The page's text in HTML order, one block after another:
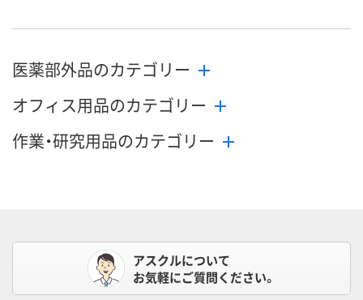
医薬部外品のカテゴリー
オフィス用品のカテゴリー
作業・研究用品のカテゴリー
アスクルについて
お気軽にご質問ください。